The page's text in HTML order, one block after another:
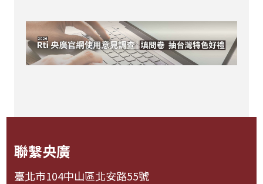
聯繫央廣
臺北市104中山區北安路55號